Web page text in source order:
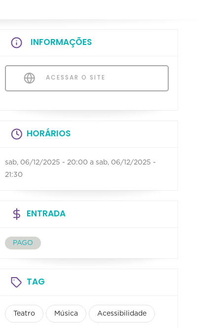
INFORMAÇÕES
ACESSAR O SITE
HORÁRIOS
sab, 06/12/2025 - 20:00 a sab, 06/12/2025 -
21:30
ENTRADA
PAGO
TAG
Teatro Música Acessibilidade